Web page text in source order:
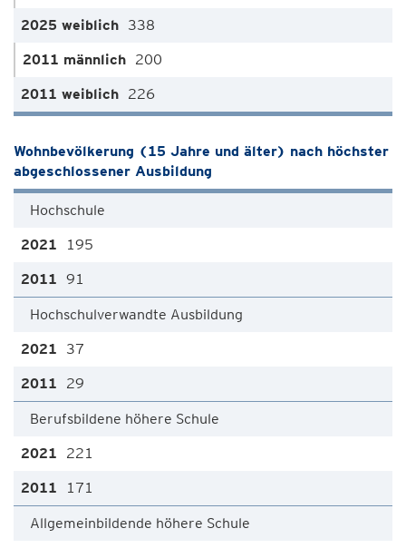
338
200
226
Wohnbevölkerung (15 Jahre und älter) nach höchster
abgeschlossener Ausbildung
Hochschule
195
91
Hochschulverwandte Ausbildung
37
29
Berufsbildene höhere Schule
221
171
Allgemeinbildende höhere Schule